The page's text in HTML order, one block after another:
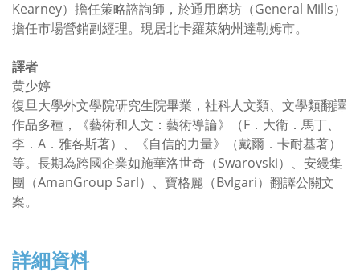
Kearney）擔任策略諮詢師，於通用磨坊（General Mills）
擔任市場營銷副經理。現居北卡羅萊納州達勒姆市。
譯者
黄少婷
復旦大學外文學院研究生院畢業，社科人文類、文學類翻譯
作品多種，《藝術和人文：藝術導論》（F ．大衛．馬丁、
李． A ．雅各斯著）、《自信的力量》（戴爾．卡耐基著）
等。長期為跨國企業如施華洛世奇（Swarovski）、安縵集
團（AmanGroup Sarl）、寶格麗（Bvlgari）翻譯公關文
案。
詳細資料